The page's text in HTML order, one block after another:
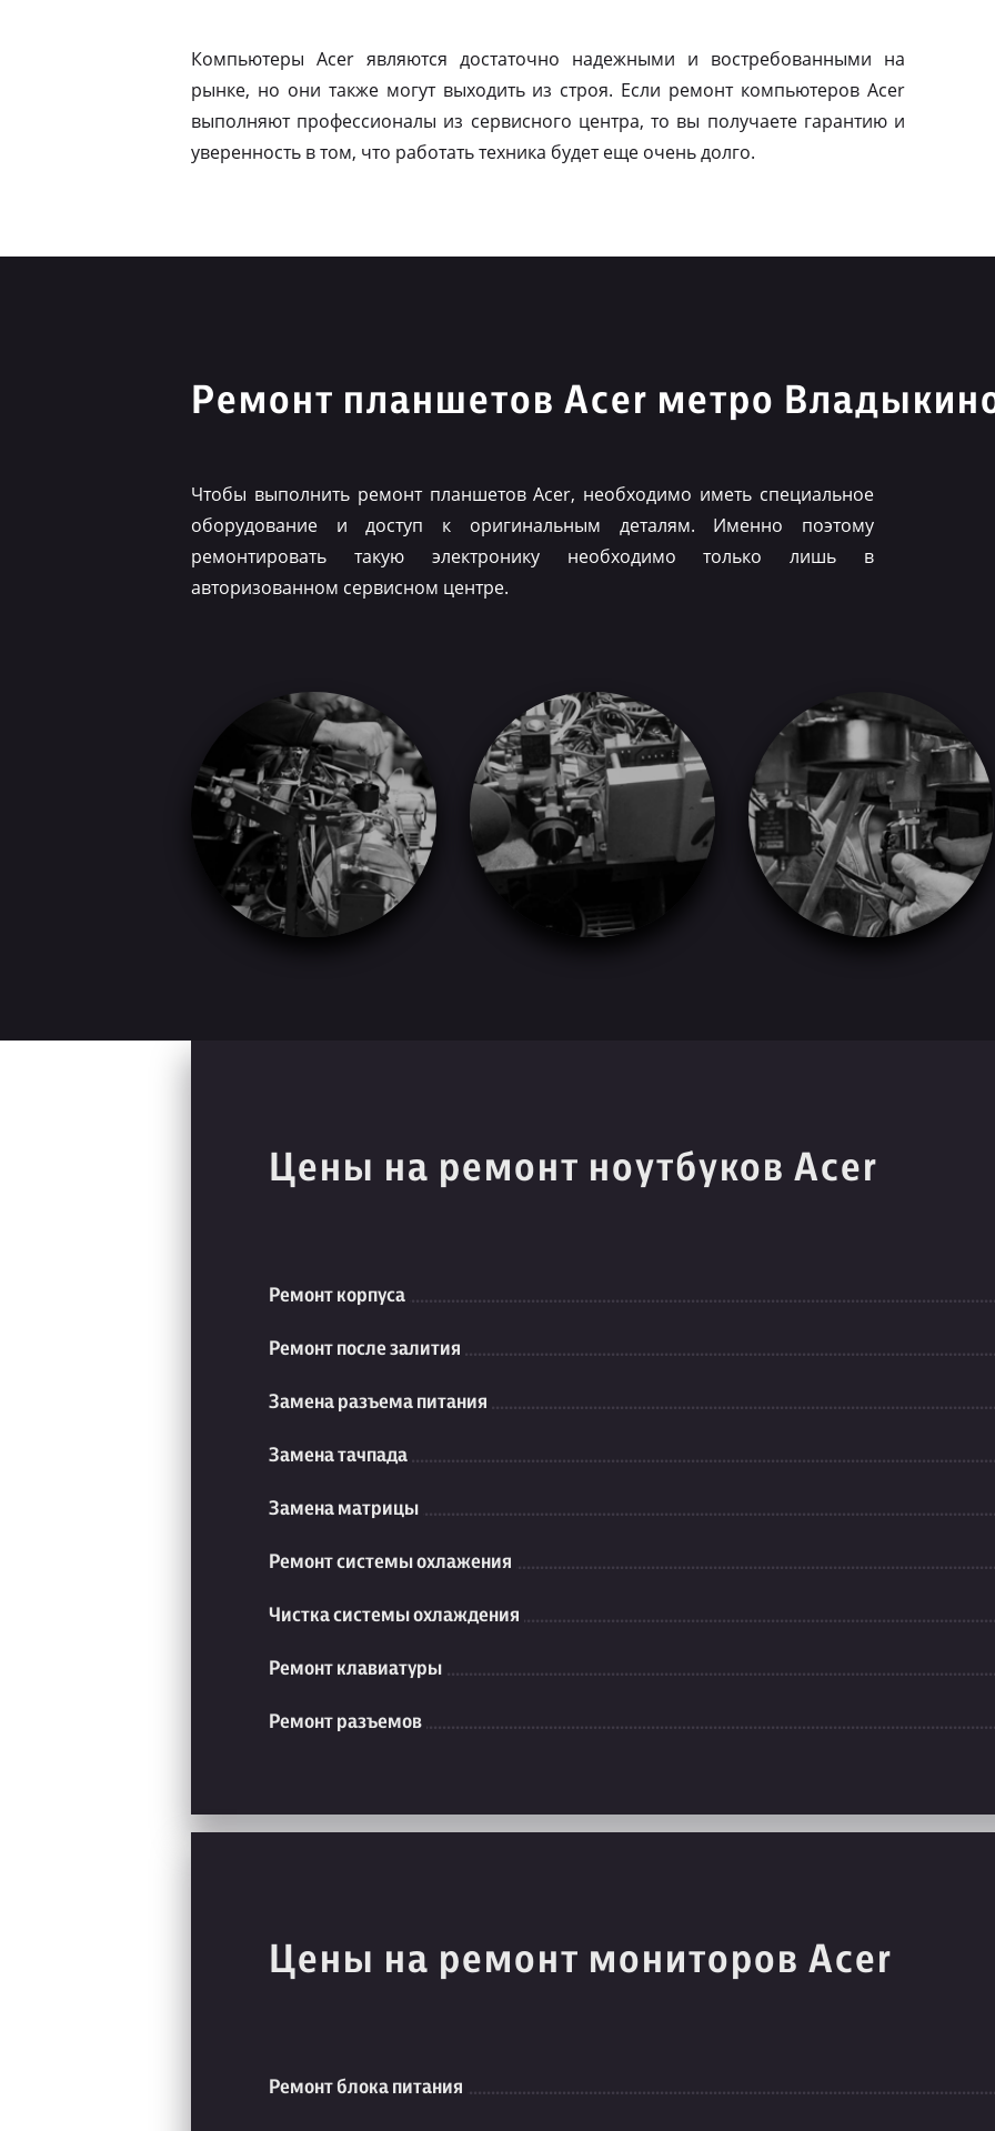
Компьютеры Acer являются достаточно надежными и востребованными на
рынке, но они также могут выходить из строя. Если ремонт компьютеров Acer
выполняют профессионалы из сервисного центра, то вы получаете гарантию и
уверенность в том, что работать техника будет еще очень долго.
Ремонт планшетов Acer метро
Чтобы выполнить ремонт планшетов Acer, необходимо иметь специальное
оборудование и доступ к оригинальным деталям. Именно поэтому
ремонтировать такую электронику необходимо только лишь в
авторизованном сервисном центре.
Цены на ремонт ноутбуков Acer
Ремонт корпуса
Ремонт после залития
Замена разъема питания
Замена тачпада
Замена матрицы
Ремонт системы охлажения
Чистка системы охлаждения
Ремонт клавиатуры
Ремонт разъемов
Цены на ремонт мониторов Acer
Ремонт блока питания